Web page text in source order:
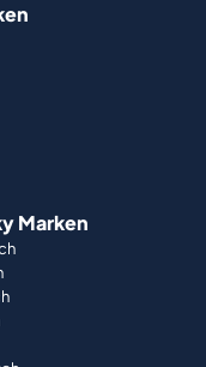
Marken